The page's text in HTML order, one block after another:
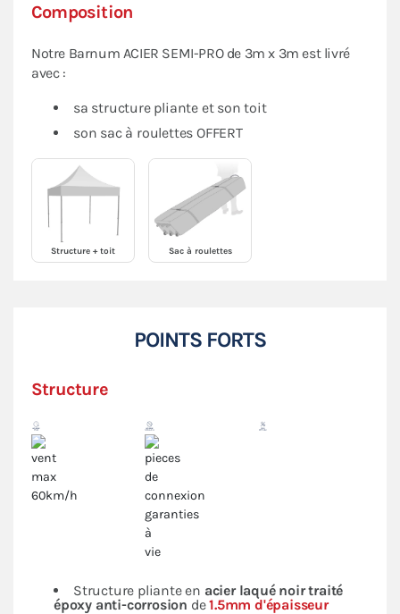
Composition
Notre Barnum ACIER SEMI-PRO de 3m x 3m est livré
avec :
sa structure pliante et son toit
son sac à roulettes OFFERT
Structure + toit Sac à roulettes
POINTS FORTS
Structure
Structure pliante en acier laqué noir traité
époxy anti-corrosion de1.5mm d'épaisseur